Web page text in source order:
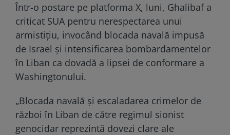
Într-o postare pe platforma X, luni, Ghalibaf a
criticat SUA pentru nerespectarea unui
armistițiu, invocând blocada navală impusă
de Israel și intensificarea bombardamentelor
în Liban ca dovadă a lipsei de conformare a
Washingtonului.
„Blocada navală și escaladarea crimelor de
război în Liban de către regimul sionist
genocidar reprezintă dovezi clare ale